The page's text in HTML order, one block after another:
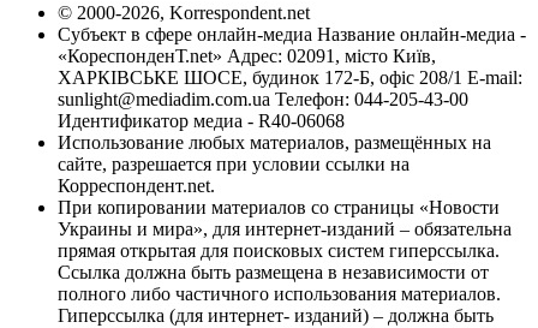
© 2000-2026, Korrespondent.net
Субъект в сфере онлайн-медиа Название онлайн-медиа -
«КореспонденТ.net» Адрес: 02091, місто Київ,
ХАРКІВСЬКЕ ШОСЕ, будинок 172-Б, офіс 208/1 E-mail:
sunlight@mediadim.com.ua Телефон: 044-205-43-00
Идентификатор медиа - R40-06068
Использование любых материалов, размещённых на
сайте, разрешается при условии ссылки на
Корреспондент.net.
При копировании материалов со страницы «Новости
Украины и мира», для интернет-изданий – обязательна
прямая открытая для поисковых систем гиперссылка.
Ссылка должна быть размещена в независимости от
полного либо частичного использования материалов.
Гиперссылка (для интернет- изданий) – должна быть